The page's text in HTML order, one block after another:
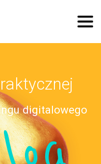
digitalowego